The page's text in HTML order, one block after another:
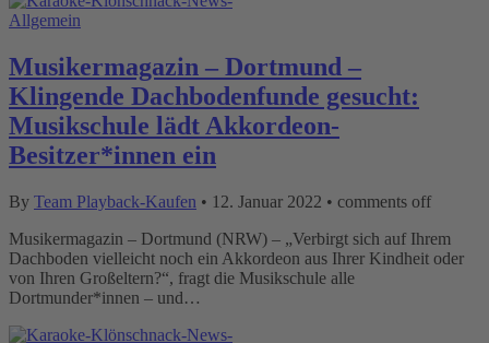
Allgemein
Musikermagazin – Dortmund –
Klingende Dachbodenfunde gesucht:
Musikschule lädt Akkordeon-
Besitzer*innen ein
By Team Playback-Kaufen • 12. Januar 2022 • comments off
Musikermagazin – Dortmund (NRW) – „Verbirgt sich auf Ihrem
Dachboden vielleicht noch ein Akkordeon aus Ihrer Kindheit oder
von Ihren Großeltern?“, fragt die Musikschule alle
Dortmunder*innen – und…